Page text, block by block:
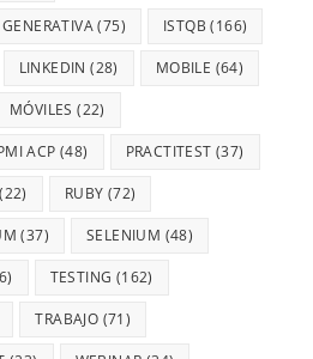
(75) ISTQB (166)
LINKEDIN (28) MOBILE (64)
MÓVILES (22)
ACP (48) PRACTITEST (37)
(22) RUBY (72)
(37) SELENIUM (48)
TESTING (162)
TRABAJO (71)